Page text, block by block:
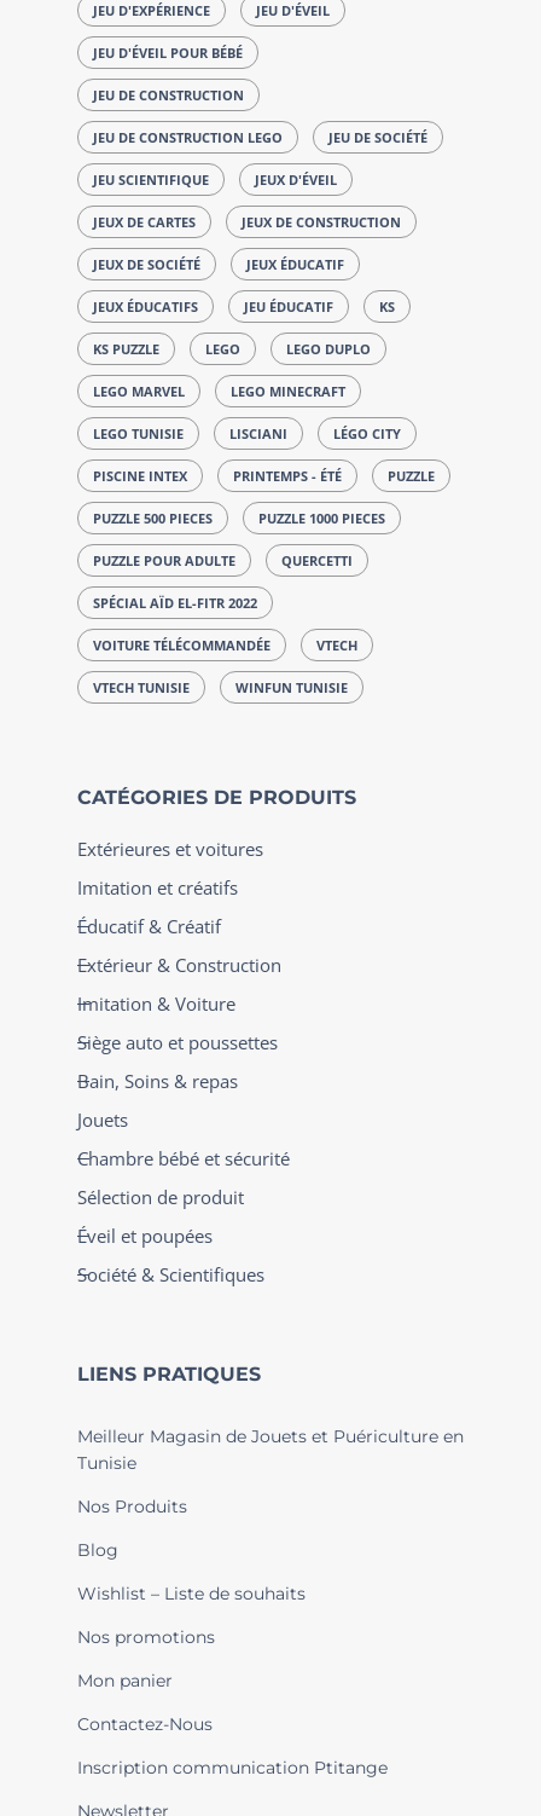
JEU D'EXPÉRIENCE JEU D'ÉVEIL
JEU D'ÉVEIL POUR BÉBÉ
JEU DE CONSTRUCTION
JEU DE CONSTRUCTION LEGO JEU DE SOCIÉTÉ
JEU SCIENTIFIQUE JEUX D'ÉVEIL
JEUX DE CARTES JEUX DE CONSTRUCTION
JEUX DE SOCIÉTÉ JEUX ÉDUCATIF
JEUX ÉDUCATIFS JEU ÉDUCATIF KS
KS PUZZLE LEGO LEGO DUPLO
LEGO MARVEL LEGO MINECRAFT
LEGO TUNISIE LISCIANI LÉGO CITY
PISCINE INTEX PRINTEMPS - ÉTÉ PUZZLE
PUZZLE 500 PIECES PUZZLE 1000 PIECES
PUZZLE POUR ADULTE QUERCETTI
SPÉCIAL AÏD EL-FITR 2022
VOITURE TÉLÉCOMMANDÉE VTECH
VTECH TUNISIE WINFUN TUNISIE
CATÉGORIES DE PRODUITS
Extérieures et voitures
Imitation et créatifs
Éducatif & Créatif
Extérieur & Construction
Imitation & Voiture
Siège auto et poussettes
Bain, Soins & repas
Jouets
Chambre bébé et sécurité
Sélection de produit
Éveil et poupées
Société & Scientifiques
LIENS PRATIQUES
Meilleur Magasin de Jouets et Puériculture en
Tunisie
Nos Produits
Blog
Wishlist – Liste de souhaits
Nos promotions
Mon panier
Contactez-Nous
Inscription communication Ptitange
Newsletter